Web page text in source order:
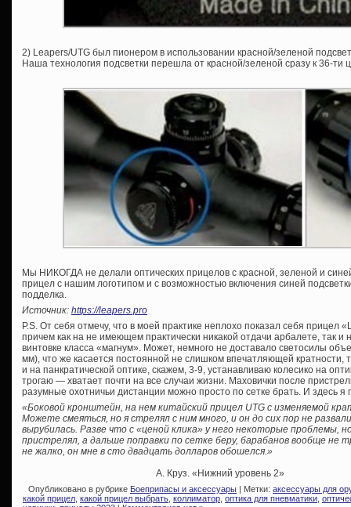
2) Leapers/UTG был пионером в использовании красной/зеленой
Наша технология подсветки перешла от красной/зеленой сразу к 36-ти
Мы НИКОГДА не делали оптических прицелов с красной, зеленой и
прицел с нашим логотипом и с возможностью включения синей
подделка.
Источник: https://leapers.pro
P.S. От себя отмечу, что в моей практике неплохо показал себя прицел
причем как на не имеющем практически никакой отдачи арбалете, так
винтовке класса «магнум». Может, немного не доставало светосилы
мм), что же касается постоянной не слишком впечатляющей кратности,
и на панкратической оптике, скажем, 3-9, устанавливаю колесико на
трогаю — хватает почти на все случаи жизни. Маховички после
разумные охотничьи дистанции можно просто по сетке брать. И здесь
«Боковой кронштейн, на нем китайский прицел UTG с изменяемой
Можете смеяться, но я стрелял с ним много, и он до сих пор не
вырубилась. Разве что с «ценой клика» у него некоторые проблемы,
пристрелял, а дальше поправки по сетке беру, барабанов вообще не
не жалко, он мне в сто двадцать долларов обошелся.»
А. Круз. «Нижний уровень 2»
Опубликовано в рубрике Боеприпасы и аксессуары | Метки: аксессуары для
какой прицел какой прицел выбрать коллиматор оптика для пневматики